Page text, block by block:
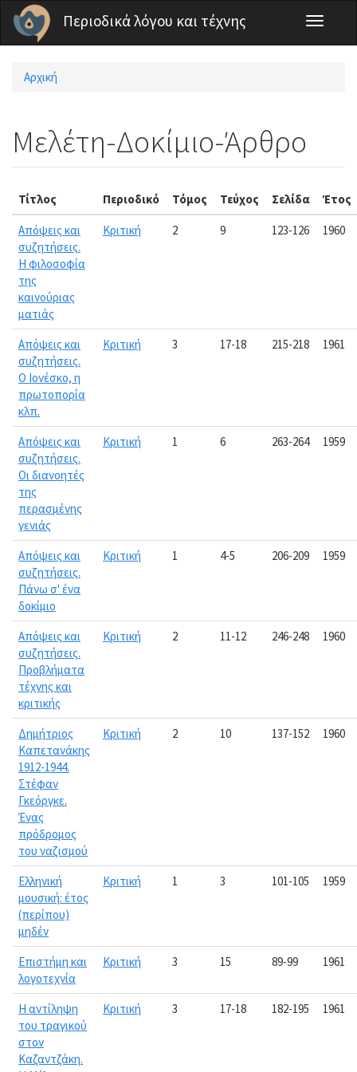
Παράκαμψη προς το κυρίως περιεχόμενο
Περιοδικά λόγου και τέχνης
Toggle
Είστε εδώ
Αρχική
Μελέτη-Δοκίμιο-Άρθρο
Τίτλος Περιοδικό Τόμος Τεύχος Σελίδα Έτος
Απόψεις και
συζητήσεις.
Η φιλοσοφία
της
καινούριας
ματιάς
Κριτική 2 9 123-126 1960
Απόψεις και
συζητήσεις.
Ο Ιονέσκο, η
πρωτοπορία
κλπ.
Κριτική 3 17-18 215-218 1961
Απόψεις και
συζητήσεις.
Οι διανοητές
της
περασμένης
γενιάς
Κριτική 1 6 263-264 1959
Απόψεις και
συζητήσεις.
Πάνω σ' ένα
δοκίμιο
Κριτική 1 4-5 206-209 1959
Απόψεις και
συζητήσεις.
Προβλήματα
τέχνης και
κριτικής
Κριτική 2 11-12 246-248 1960
Δημήτριος
Καπετανάκης
1912-1944.
Στέφαν
Γκεόργκε.
Ένας
πρόδρομος
του ναζισμού
Κριτική 2 10 137-152 1960
Ελληνική
μουσική: έτος
(περίπου)
μηδέν
Κριτική 1 3 101-105 1959
Επιστήμη και
λογοτεχνία
Κριτική 3 15 89-99 1961
Η αντίληψη
του τραγικού
στον
Καζαντζάκη.
Κριτική 3 17-18 182-195 1961